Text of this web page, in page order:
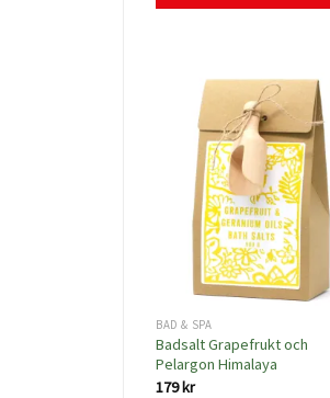
Lägg
till i
önskelistan
BAD & SPA
Badsalt Grapefrukt och
Pelargon Himalaya
179kr